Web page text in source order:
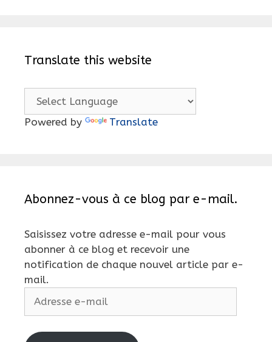
Translate this website
Powered by Translate
Abonnez-vous à ce blog par e-mail.
Saisissez votre adresse e-mail pour vous
abonner à ce blog et recevoir une
notification de chaque nouvel article par e-
mail.